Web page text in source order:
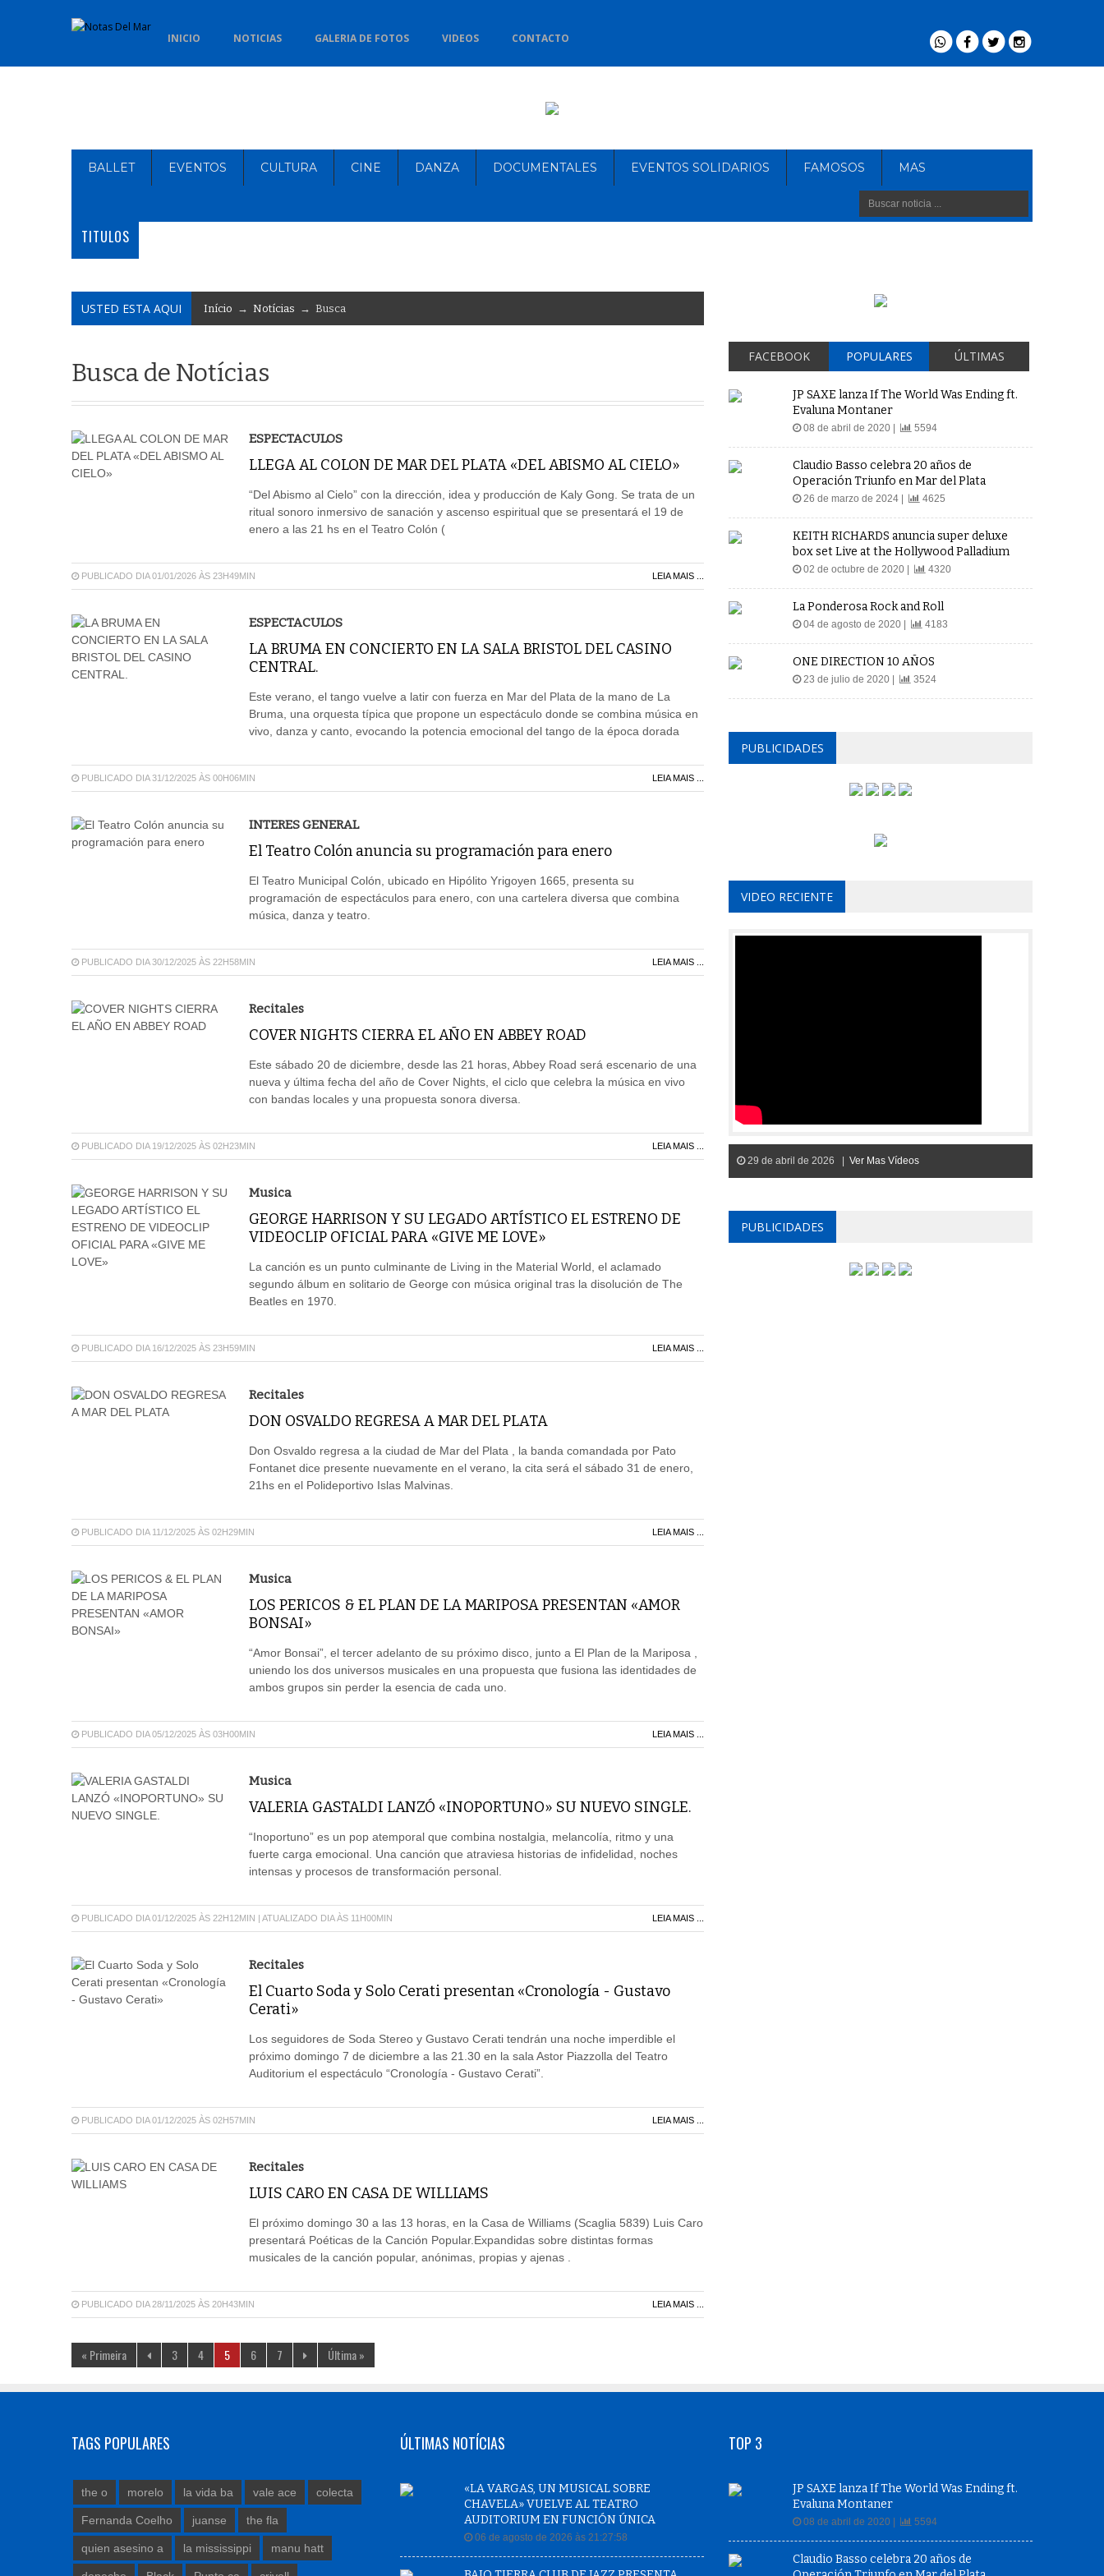
INICIO NOTICIAS GALERIA DE FOTOS VIDEOS CONTACTO
BALLET EVENTOS CULTURA CINE DANZA DOCUMENTALES EVENTOS SOLIDARIOS FAMOSOS MAS
TITULOS
USTED ESTA AQUI Início → Notícias → Busca
Busca de Notícias
ESPECTACULOS
LLEGA AL COLON DE MAR DEL PLATA «DEL ABISMO AL CIELO»
“Del Abismo al Cielo” con la dirección, idea y producción de Kaly Gong. Se trata de un
ritual sonoro inmersivo de sanación y ascenso espiritual que se presentará el 19 de
enero a las 21 hs en el Teatro Colón (
PUBLICADO DIA 01/01/2026 ÀS 23H49MIN LEIA MAIS ...
ESPECTACULOS
LA BRUMA EN CONCIERTO EN LA SALA BRISTOL DEL CASINO
CENTRAL.
Este verano, el tango vuelve a latir con fuerza en Mar del Plata de la mano de La
Bruma, una orquesta típica que propone un espectáculo donde se combina música en
vivo, danza y canto, evocando la potencia emocional del tango de la época dorada
PUBLICADO DIA 31/12/2025 ÀS 00H06MIN LEIA MAIS ...
INTERES GENERAL
El Teatro Colón anuncia su programación para enero
El Teatro Municipal Colón, ubicado en Hipólito Yrigoyen 1665, presenta su
programación de espectáculos para enero, con una cartelera diversa que combina
música, danza y teatro.
PUBLICADO DIA 30/12/2025 ÀS 22H58MIN LEIA MAIS ...
Recitales
COVER NIGHTS CIERRA EL AÑO EN ABBEY ROAD
Este sábado 20 de diciembre, desde las 21 horas, Abbey Road será escenario de una
nueva y última fecha del año de Cover Nights, el ciclo que celebra la música en vivo
con bandas locales y una propuesta sonora diversa.
PUBLICADO DIA 19/12/2025 ÀS 02H23MIN LEIA MAIS ...
Musica
GEORGE HARRISON Y SU LEGADO ARTÍSTICO EL ESTRENO DE
VIDEOCLIP OFICIAL PARA «GIVE ME LOVE»
La canción es un punto culminante de Living in the Material World, el aclamado
segundo álbum en solitario de George con música original tras la disolución de The
Beatles en 1970.
PUBLICADO DIA 16/12/2025 ÀS 23H59MIN LEIA MAIS ...
Recitales
DON OSVALDO REGRESA A MAR DEL PLATA
Don Osvaldo regresa a la ciudad de Mar del Plata , la banda comandada por Pato
Fontanet dice presente nuevamente en el verano, la cita será el sábado 31 de enero,
21hs en el Polideportivo Islas Malvinas.
PUBLICADO DIA 11/12/2025 ÀS 02H29MIN LEIA MAIS ...
Musica
LOS PERICOS & EL PLAN DE LA MARIPOSA PRESENTAN «AMOR
BONSAI»
“Amor Bonsai”, el tercer adelanto de su próximo disco, junto a El Plan de la Mariposa ,
uniendo los dos universos musicales en una propuesta que fusiona las identidades de
ambos grupos sin perder la esencia de cada uno.
PUBLICADO DIA 05/12/2025 ÀS 03H00MIN LEIA MAIS ...
Musica
VALERIA GASTALDI LANZÓ «INOPORTUNO» SU NUEVO SINGLE.
“Inoportuno” es un pop atemporal que combina nostalgia, melancolía, ritmo y una
fuerte carga emocional. Una canción que atraviesa historias de infidelidad, noches
intensas y procesos de transformación personal.
PUBLICADO DIA 01/12/2025 ÀS 22H12MIN | ATUALIZADO DIA ÀS 11H00MIN LEIA MAIS ...
Recitales
El Cuarto Soda y Solo Cerati presentan «Cronología - Gustavo
Cerati»
Los seguidores de Soda Stereo y Gustavo Cerati tendrán una noche imperdible el
próximo domingo 7 de diciembre a las 21.30 en la sala Astor Piazzolla del Teatro
Auditorium el espectáculo “Cronología - Gustavo Cerati”.
PUBLICADO DIA 01/12/2025 ÀS 02H57MIN LEIA MAIS ...
Recitales
LUIS CARO EN CASA DE WILLIAMS
El próximo domingo 30 a las 13 horas, en la Casa de Williams (Scaglia 5839) Luis Caro
presentará Poéticas de la Canción Popular.Expandidas sobre distintas formas
musicales de la canción popular, anónimas, propias y ajenas .
PUBLICADO DIA 28/11/2025 ÀS 20H43MIN LEIA MAIS ...
« Primeira 3 4 5 6 7 Última »
FACEBOOK POPULARES ÚLTIMAS
JP SAXE lanza If The World Was Ending ft.
Evaluna Montaner
08 de abril de 2020 | 5594
Claudio Basso celebra 20 años de
Operación Triunfo en Mar del Plata
26 de marzo de 2024 | 4625
KEITH RICHARDS anuncia super deluxe
box set Live at the Hollywood Palladium
02 de octubre de 2020 | 4320
La Ponderosa Rock and Roll
04 de agosto de 2020 | 4183
ONE DIRECTION 10 AÑOS
23 de julio de 2020 | 3524
PUBLICIDADES
VIDEO RECIENTE
29 de abril de 2026 | Ver Mas Vídeos
PUBLICIDADES
TAGS POPULARES
the o morelo la vida ba vale ace colecta
Fernanda Coelho juanse the fla
quien asesino a la mississippi manu hatt
ÚLTIMAS NOTÍCIAS
«LA VARGAS, UN MUSICAL SOBRE
CHAVELA» VUELVE AL TEATRO
AUDITORIUM EN FUNCIÓN ÚNICA
06 de agosto de 2026 às 21:27:58
TOP 3
JP SAXE lanza If The World Was Ending ft.
Evaluna Montaner
08 de abril de 2020 | 5594
Claudio Basso celebra 20 años de